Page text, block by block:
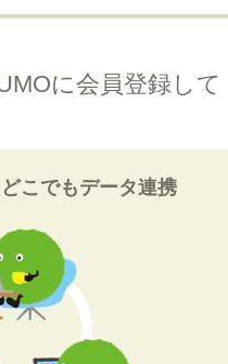
に会員登録して
こでもデータ連携